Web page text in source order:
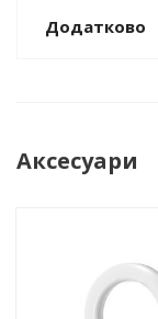
Додатково
Аксесуари